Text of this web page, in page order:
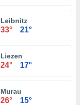
Leibnitz
33° 21°
Liezen
24° 17°
Murau
26° 15°